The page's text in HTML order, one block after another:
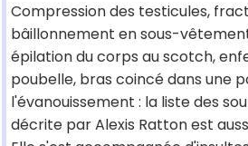
Compression des testicules,
bâillonnement en sous-
épilation du corps au scotch,
poubelle, bras coincé dans une
l'évanouissement : la liste des
décrite par Alexis Ratton est